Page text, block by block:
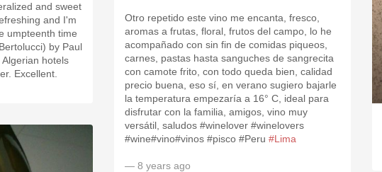
and sweet
umpteenth time
by Paul
hotels
Excellent.
Otro repetido este vino me encanta, fresco,
aromas a frutas, floral, frutos del campo, lo he
acompañado con sin fin de comidas piqueos,
carnes, pastas hasta sanguches de sangrecita
con camote frito, con todo queda bien, calidad
precio buena, eso sí, en verano sugiero bajarle
la temperatura empezaría a 16° C, ideal para
disfrutar con la familia, amigos, vino muy
versátil, saludos #winelover #winelovers
#wine#vino#vinos #pisco #Peru #Lima
— 8 years ago